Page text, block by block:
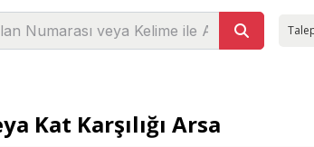
Kat Karşılığı Arsa